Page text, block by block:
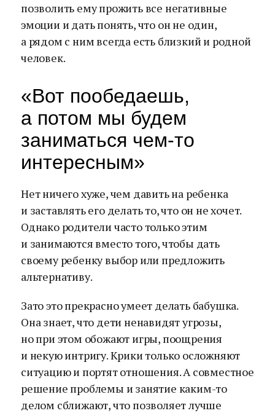
позволить ему прожить все негативные
эмоции и дать понять, что он не один,
а рядом с ним всегда есть близкий и родной
человек.
«Вот пообедаешь,
а потом мы будем
заниматься чем-то
интересным»
Нет ничего хуже, чем давить на ребенка
и заставлять его делать то, что он не хочет.
Однако родители часто только этим
и занимаются вместо того, чтобы дать
своему ребенку выбор или предложить
альтернативу.
Зато это прекрасно умеет делать бабушка.
Она знает, что дети ненавидят угрозы,
но при этом обожают игры, поощрения
и некую интригу. Крики только осложняют
ситуацию и портят отношения. А совместное
решение проблемы и занятие каким-то
делом сближают, что позволяет лучше